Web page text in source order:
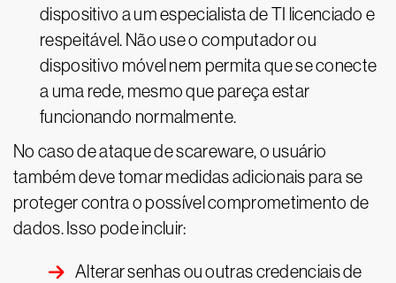
dispositivo a um especialista de TI licenciado e
respeitável. Não use o computador ou
dispositivo móvel nem permita que se conecte
a uma rede, mesmo que pareça estar
funcionando normalmente.
No caso de ataque de scareware, o usuário
também deve tomar medidas adicionais para se
proteger contra o possível comprometimento de
dados. Isso pode incluir:
Alterar senhas ou outras credenciais de